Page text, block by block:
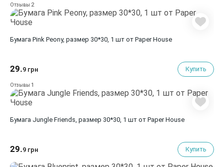
Отзывы 2
Бумага Pink Peony, размер 30*30, 1 шт от Paper House
29.9 грн Купить
Отзывы 1
Бумага Jungle Friends, размер 30*30, 1 шт от Paper House
29.9 грн Купить